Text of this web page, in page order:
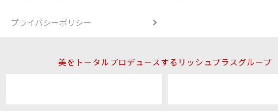
プライバシーポリシー
美をトータルプロデュースするリッシュプラスグループ